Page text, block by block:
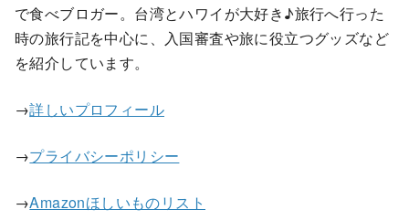
で食べブロガー。台湾とハワイが大好き♪旅行へ行った
時の旅行記を中心に、入国審査や旅に役立つグッズなど
を紹介しています。
→詳しいプロフィール
→プライバシーポリシー
→Amazonほしいものリスト